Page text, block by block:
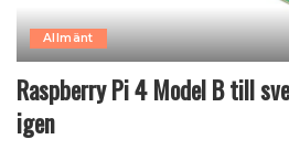
Allmänt
Raspberry Pi 4 Model B till
igen